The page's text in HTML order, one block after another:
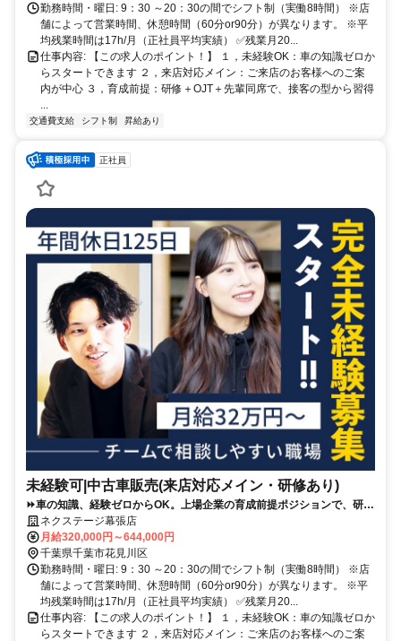
勤務時間・曜日: 9：30 ～20：30の間でシフト制（実働8時間） ※店
舗によって営業時間、休憩時間（60分or90分）が異なります。 ※平
均残業時間は17h/月（正社員平均実績） ✅残業月20...
仕事内容: 【この求人のポイント！】 １，未経験OK：車の知識ゼロか
らスタートできます ２，来店対応メイン：ご来店のお客様へのご案
内が中心 ３，育成前提：研修＋OJT＋先輩同席で、接客の型から習得
...
交通費支給 シフト制 昇給あり
正社員
未経験可|中古車販売(来店対応メイン・研修あり)
⏩️車の知識、経験ゼロからOK。上場企業の育成前提ポジションで、研修
＋先輩同席で接客の型から学べます。
ネクステージ幕張店
月給320,000円～644,000円
千葉県千葉市花見川区
勤務時間・曜日: 9：30 ～20：30の間でシフト制（実働8時間） ※店
舗によって営業時間、休憩時間（60分or90分）が異なります。 ※平
均残業時間は17h/月（正社員平均実績） ✅残業月20...
仕事内容: 【この求人のポイント！】 １，未経験OK：車の知識ゼロか
らスタートできます ２，来店対応メイン：ご来店のお客様へのご案